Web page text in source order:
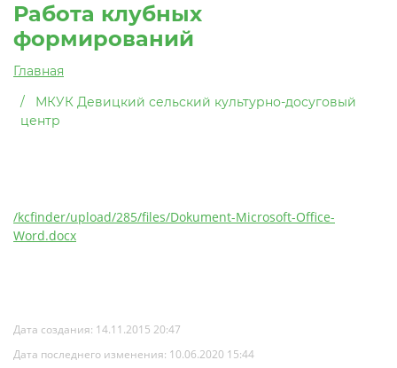
Работа клубных
формирований
Главная
МКУК Девицкий сельский культурно-досуговый
центр
/kcfinder/upload/285/files/Dokument-Microsoft-Office-
Word.docx
Дата создания: 14.11.2015 20:47
Дата последнего изменения: 10.06.2020 15:44